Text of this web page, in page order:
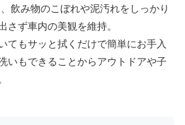
飲み物のこぼれや泥汚れをしっかり
さず車内の美観を維持。
てもサッと拭くだけで簡単にお手入
いもできることからアウトドアや子